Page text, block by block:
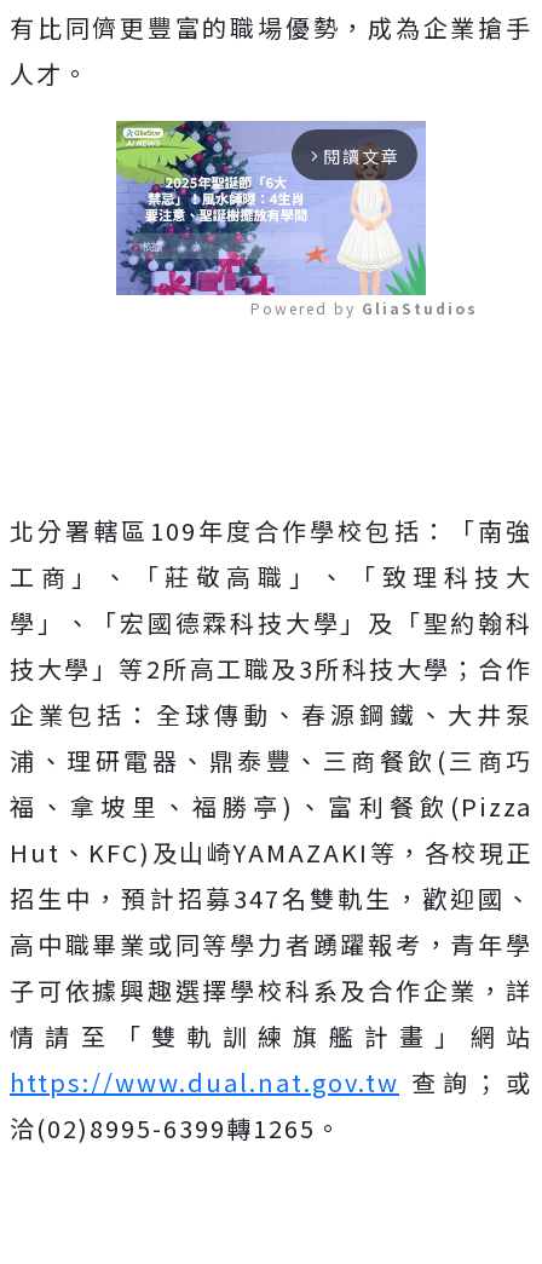
有比同儕更豐富的職場優勢，成為企業搶手
人才。
arrow_forward_ios 閱讀文章
Powered by GliaStudios
北分署轄區109年度合作學校包括：「南強
工商」、「莊敬高職」、「致理科技大
學」、「宏國德霖科技大學」及「聖約翰科
技大學」等2所高工職及3所科技大學；合作
企業包括：全球傳動、春源鋼鐵、大井泵
浦、理研電器、鼎泰豐、三商餐飲(三商巧
福、拿坡里、福勝亭)、富利餐飲(Pizza
Hut、KFC)及山崎YAMAZAKI等，各校現正
招生中，預計招募347名雙軌生，歡迎國、
高中職畢業或同等學力者踴躍報考，青年學
子可依據興趣選擇學校科系及合作企業，詳
情請至「雙軌訓練旗艦計畫」網站
https://www.dual.nat.gov.tw 查詢；或
洽(02)8995-6399轉1265。